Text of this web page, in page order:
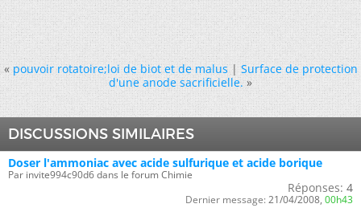
« pouvoir rotatoire;loi de biot et de malus|Surface de protection
d'une anode sacrificielle. »
DISCUSSIONS SIMILAIRES
Doser l'ammoniac avec acide sulfurique et acide borique
Par invite994c90d6 dans le forum Chimie
Réponses: 4
Dernier message: 21/04/2008, 00h43